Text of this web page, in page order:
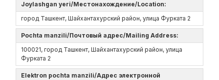
Joylashgan yeri/Местонахождение/Location:
город Ташкент, Шайхантахурский район, улица Фурката 2
Pochta manzili/Почтовый адрес/Mailing Address:
100021, город Ташкент, Шайхантахурский район, улица
Фурката 2
Elektron pochta manzili/Адрес электронной